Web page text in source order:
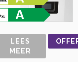
LEES
MEER